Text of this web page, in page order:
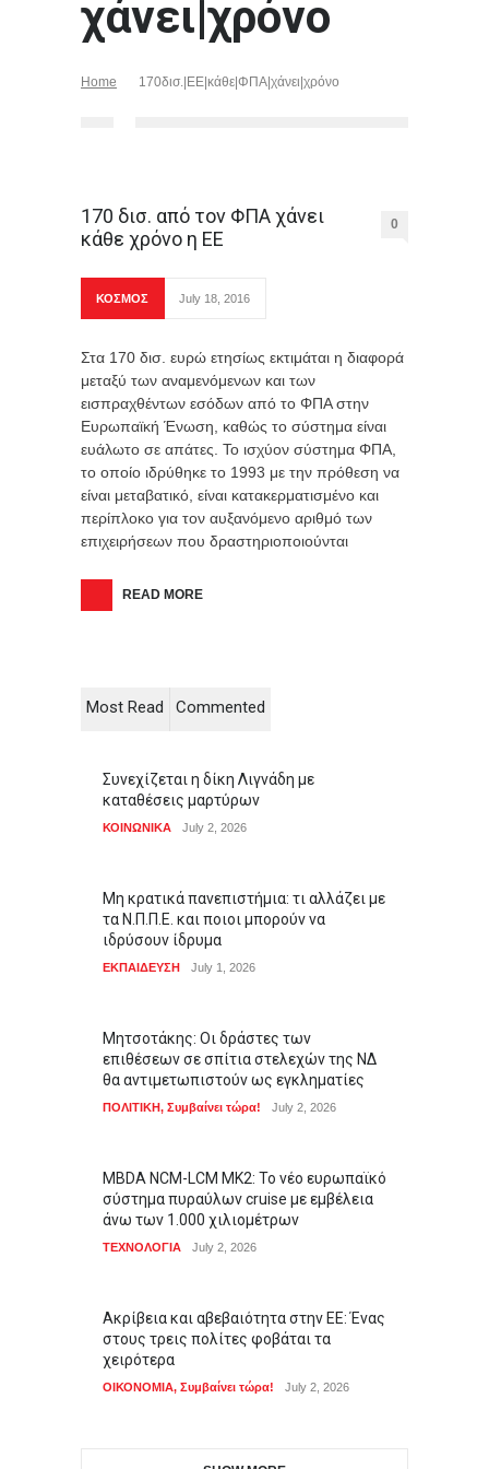
χάνει|χρόνο
Home 170δισ.|ΕΕ|κάθε|ΦΠΑ|χάνει|χρόνο
170 δισ. από τον ΦΠΑ χάνει
κάθε χρόνο η ΕΕ
0
ΚΟΣΜΟΣ July 18, 2016
Στα 170 δισ. ευρώ ετησίως εκτιμάται η διαφορά
μεταξύ των αναμενόμενων και των
εισπραχθέντων εσόδων από το ΦΠΑ στην
Ευρωπαϊκή Ένωση, καθώς το σύστημα είναι
ευάλωτο σε απάτες. Το ισχύον σύστημα ΦΠΑ,
το οποίο ιδρύθηκε το 1993 με την πρόθεση να
είναι μεταβατικό, είναι κατακερματισμένο και
περίπλοκο για τον αυξανόμενο αριθμό των
επιχειρήσεων που δραστηριοποιούνται
READ MORE
Most Read Commented
Συνεχίζεται η δίκη Λιγνάδη με
καταθέσεις μαρτύρων
ΚΟΙΝΩΝΙΚΑ July 2, 2026
Μη κρατικά πανεπιστήμια: τι αλλάζει με
τα Ν.Π.Π.Ε. και ποιοι μπορούν να
ιδρύσουν ίδρυμα
ΕΚΠΑΙΔΕΥΣΗ July 1, 2026
Μητσοτάκης: Οι δράστες των
επιθέσεων σε σπίτια στελεχών της ΝΔ
θα αντιμετωπιστούν ως εγκληματίες
ΠΟΛΙΤΙΚΗ, Συμβαίνει τώρα! July 2, 2026
MBDA NCM-LCM MK2: Το νέο ευρωπαϊκό
σύστημα πυραύλων cruise με εμβέλεια
άνω των 1.000 χιλιομέτρων
ΤΕΧΝΟΛΟΓΙΑ July 2, 2026
Ακρίβεια και αβεβαιότητα στην ΕΕ: Ένας
στους τρεις πολίτες φοβάται τα
χειρότερα
ΟΙΚΟΝΟΜΙΑ, Συμβαίνει τώρα! July 2, 2026